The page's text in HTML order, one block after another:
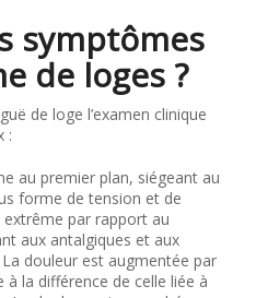
symptômes
de loges ?
de loge l’examen clinique
:
au premier plan, siégeant au
forme de tension et de
par rapport au
aux antalgiques et aux
douleur est augmentée par
la différence de celle liée à